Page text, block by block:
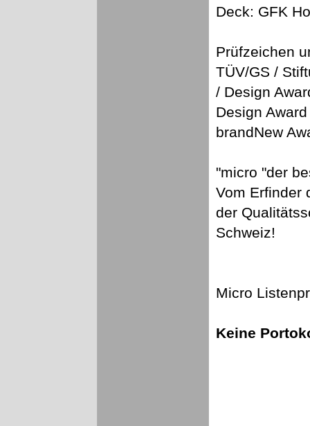
Deck: GFK
Prüfzeichen
TÜV/GS /
/ Design
Design
brandNew
"micro "der
Vom Erfinder
der
Schweiz!
Micro
Keine